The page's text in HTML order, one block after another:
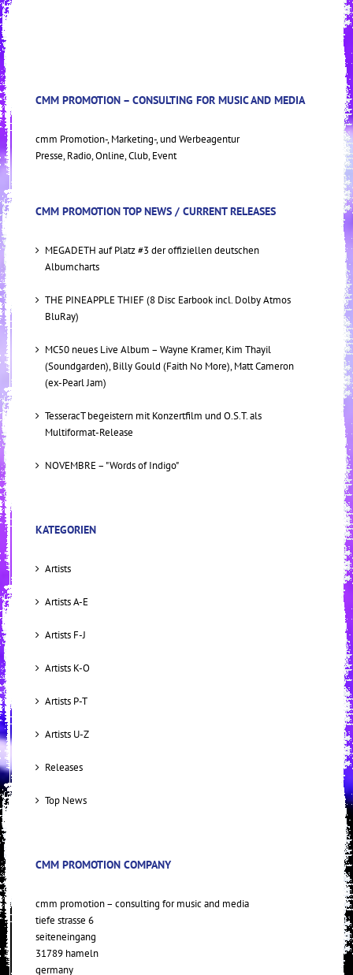
CMM PROMOTION – CONSULTING FOR MUSIC AND MEDIA
cmm Promotion-, Marketing-, und Werbeagentur
Presse, Radio, Online, Club, Event
CMM PROMOTION TOP NEWS / CURRENT RELEASES
MEGADETH auf Platz #3 der offiziellen deutschen
Albumcharts
THE PINEAPPLE THIEF (8 Disc Earbook incl. Dolby Atmos
BluRay)
MC50 neues Live Album – Wayne Kramer, Kim Thayil
(Soundgarden), Billy Gould (Faith No More), Matt Cameron
(ex-Pearl Jam)
TesseracT begeistern mit Konzertfilm und O.S.T. als
Multiformat-Release
NOVEMBRE – "Words of Indigo"
KATEGORIEN
Artists
Artists A-E
Artists F-J
Artists K-O
Artists P-T
Artists U-Z
Releases
Top News
CMM PROMOTION COMPANY
cmm promotion – consulting for music and media
tiefe strasse 6
seiteneingang
31789 hameln
germany